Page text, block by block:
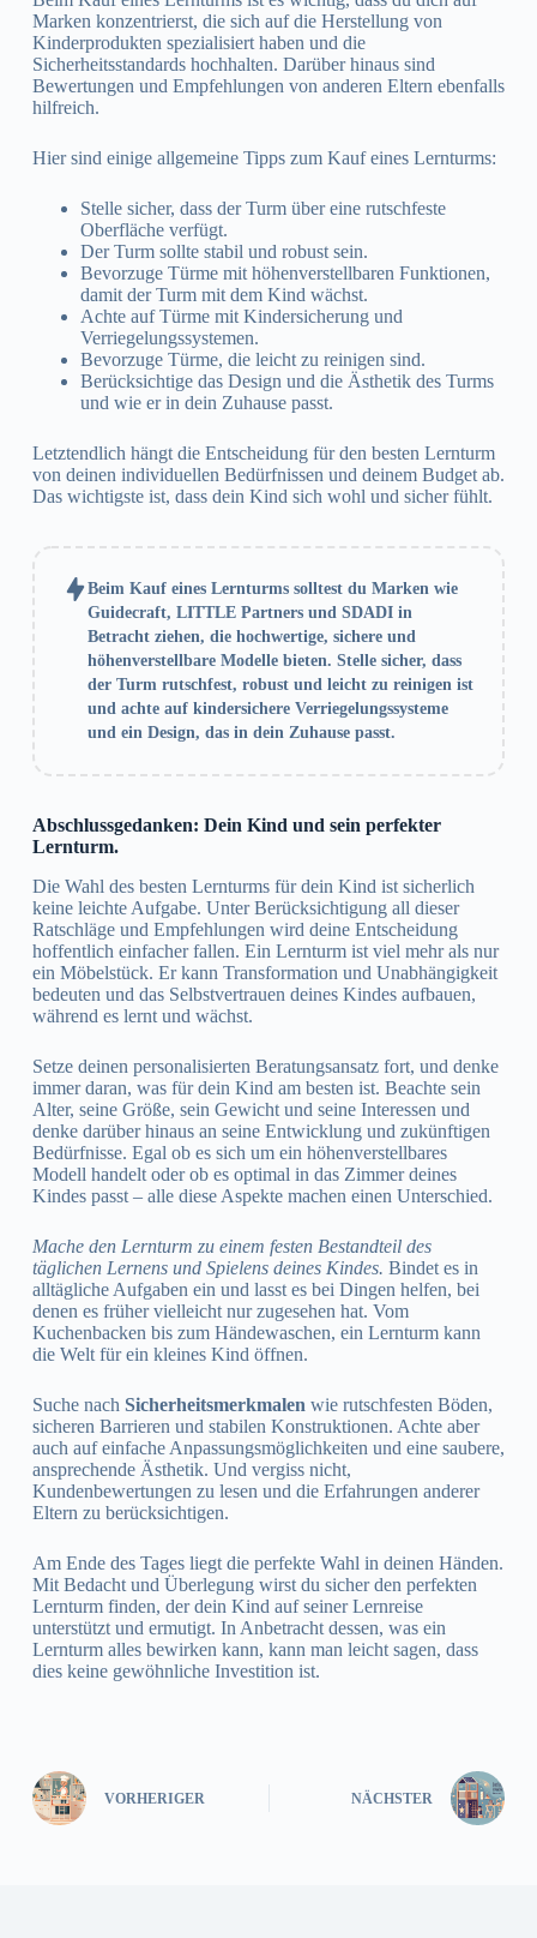
Marken konzentrierst, die sich auf die Herstellung von
Kinderprodukten spezialisiert haben und die
Sicherheitsstandards hochhalten. Darüber hinaus sind
Bewertungen und Empfehlungen von anderen Eltern ebenfalls
hilfreich.
Hier sind einige allgemeine Tipps zum Kauf eines Lernturms:
Stelle sicher, dass der Turm über eine rutschfeste
Oberfläche verfügt.
Der Turm sollte stabil und robust sein.
Bevorzuge Türme mit höhenverstellbaren Funktionen,
damit der Turm mit dem Kind wächst.
Achte auf Türme mit Kindersicherung und
Verriegelungssystemen.
Bevorzuge Türme, die leicht zu reinigen sind.
Berücksichtige das Design und die Ästhetik des Turms
und wie er in dein Zuhause passt.
Letztendlich hängt die Entscheidung für den besten Lernturm
von deinen individuellen Bedürfnissen und deinem Budget ab.
Das wichtigste ist, dass dein Kind sich wohl und sicher fühlt.
Beim Kauf eines Lernturms solltest du Marken wie
Guidecraft, LITTLE Partners und SDADI in
Betracht ziehen, die hochwertige, sichere und
höhenverstellbare Modelle bieten. Stelle sicher, dass
der Turm rutschfest, robust und leicht zu reinigen ist
und achte auf kindersichere Verriegelungssysteme
und ein Design, das in dein Zuhause passt.
Abschlussgedanken: Dein Kind und sein perfekter
Lernturm.
Die Wahl des besten Lernturms für dein Kind ist sicherlich
keine leichte Aufgabe. Unter Berücksichtigung all dieser
Ratschläge und Empfehlungen wird deine Entscheidung
hoffentlich einfacher fallen. Ein Lernturm ist viel mehr als nur
ein Möbelstück. Er kann Transformation und Unabhängigkeit
bedeuten und das Selbstvertrauen deines Kindes aufbauen,
während es lernt und wächst.
Setze deinen personalisierten Beratungsansatz fort, und denke
immer daran, was für dein Kind am besten ist. Beachte sein
Alter, seine Größe, sein Gewicht und seine Interessen und
denke darüber hinaus an seine Entwicklung und zukünftigen
Bedürfnisse. Egal ob es sich um ein höhenverstellbares
Modell handelt oder ob es optimal in das Zimmer deines
Kindes passt – alle diese Aspekte machen einen Unterschied.
Mache den Lernturm zu einem festen Bestandteil des
täglichen Lernens und Spielens deines Kindes. Bindet es in
alltägliche Aufgaben ein und lasst es bei Dingen helfen, bei
denen es früher vielleicht nur zugesehen hat. Vom
Kuchenbacken bis zum Händewaschen, ein Lernturm kann
die Welt für ein kleines Kind öffnen.
Suche nach Sicherheitsmerkmalen wie rutschfesten Böden,
sicheren Barrieren und stabilen Konstruktionen. Achte aber
auch auf einfache Anpassungsmöglichkeiten und eine saubere,
ansprechende Ästhetik. Und vergiss nicht,
Kundenbewertungen zu lesen und die Erfahrungen anderer
Eltern zu berücksichtigen.
Am Ende des Tages liegt die perfekte Wahl in deinen Händen.
Mit Bedacht und Überlegung wirst du sicher den perfekten
Lernturm finden, der dein Kind auf seiner Lernreise
unterstützt und ermutigt. In Anbetracht dessen, was ein
Lernturm alles bewirken kann, kann man leicht sagen, dass
dies keine gewöhnliche Investition ist.
VORHERIGER NÄCHSTER